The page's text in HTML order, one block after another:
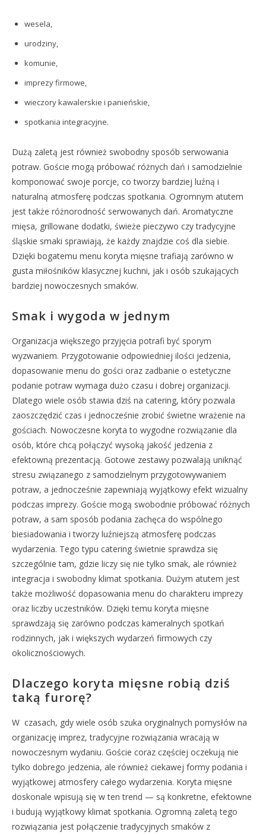
wesela,
urodziny,
komunie,
imprezy firmowe,
wieczory kawalerskie i panieńskie,
spotkania integracyjne.
Dużą zaletą jest również swobodny sposób serwowania
potraw. Goście mogą próbować różnych dań i samodzielnie
komponować swoje porcje, co tworzy bardziej luźną i
naturalną atmosferę podczas spotkania. Ogromnym atutem
jest także różnorodność serwowanych dań. Aromatyczne
mięsa, grillowane dodatki, świeże pieczywo czy tradycyjne
śląskie smaki sprawiają, że każdy znajdzie coś dla siebie.
Dzięki bogatemu menu koryta mięsne trafiają zarówno w
gusta miłośników klasycznej kuchni, jak i osób szukających
bardziej nowoczesnych smaków.
Smak i wygoda w jednym
Organizacja większego przyjęcia potrafi być sporym
wyzwaniem. Przygotowanie odpowiedniej ilości jedzenia,
dopasowanie menu do gości oraz zadbanie o estetyczne
podanie potraw wymaga dużo czasu i dobrej organizacji.
Dlatego wiele osób stawia dziś na catering, który pozwala
zaoszczędzić czas i jednocześnie zrobić świetne wrażenie na
gościach. Nowoczesne koryta to wygodne rozwiązanie dla
osób, które chcą połączyć wysoką jakość jedzenia z
efektowną prezentacją. Gotowe zestawy pozwalają uniknąć
stresu związanego z samodzielnym przygotowywaniem
potraw, a jednocześnie zapewniają wyjątkowy efekt wizualny
podczas imprezy. Goście mogą swobodnie próbować różnych
potraw, a sam sposób podania zachęca do wspólnego
biesiadowania i tworzy luźniejszą atmosferę podczas
wydarzenia. Tego typu catering świetnie sprawdza się
szczególnie tam, gdzie liczy się nie tylko smak, ale również
integracja i swobodny klimat spotkania. Dużym atutem jest
także możliwość dopasowania menu do charakteru imprezy
oraz liczby uczestników. Dzięki temu koryta mięsne
sprawdzają się zarówno podczas kameralnych spotkań
rodzinnych, jak i większych wydarzeń firmowych czy
okolicznościowych.
Dlaczego koryta mięsne robią dziś
taką furorę?
W czasach, gdy wiele osób szuka oryginalnych pomysłów na
organizację imprez, tradycyjne rozwiązania wracają w
nowoczesnym wydaniu. Goście coraz częściej oczekują nie
tylko dobrego jedzenia, ale również ciekawej formy podania i
wyjątkowej atmosfery całego wydarzenia. Koryta mięsne
doskonale wpisują się w ten trend — są konkretne, efektowne
i budują wyjątkowy klimat spotkania. Ogromną zaletą tego
rozwiązania jest połączenie tradycyjnych smaków z